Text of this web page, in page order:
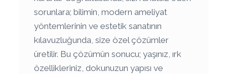
sorunlara; bilimin, modern ameliyat
yöntemlerinin ve estetik sanatının
kılavuzluğunda, size özel çözümler
üretilir. Bu çözümün sonucu; yaşınız, ırk
özellikleriniz, dokunuzun yapısı ve